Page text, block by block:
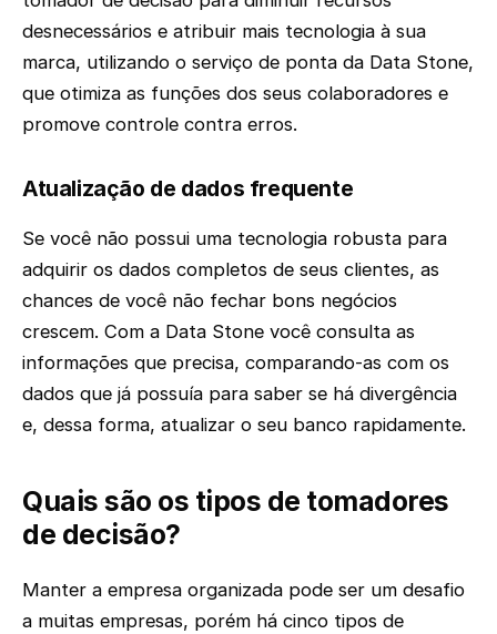
desnecessários e atribuir mais tecnologia à sua
marca, utilizando o serviço de ponta da Data Stone,
que otimiza as funções dos seus colaboradores e
promove controle contra erros.
Atualização de dados frequente
Se você não possui uma tecnologia robusta para
adquirir os dados completos de seus clientes, as
chances de você não fechar bons negócios
crescem. Com a Data Stone você consulta as
informações que precisa, comparando-as com os
dados que já possuía para saber se há divergência
e, dessa forma, atualizar o seu banco rapidamente.
Quais são os tipos de tomadores
de decisão?
Manter a empresa organizada pode ser um desafio
a muitas empresas, porém há cinco tipos de